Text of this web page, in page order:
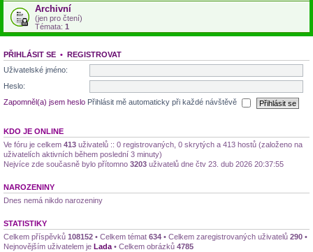
Archivní
(jen pro čtení)
Témata: 1
PŘIHLÁSIT SE • REGISTROVAT
Uživatelské jméno:
Heslo:
Zapomněl(a) jsem heslo Přihlásit mě automaticky při každé návštěvě
KDO JE ONLINE
Ve fóru je celkem 413 uživatelů :: 0 registrovaných, 0 skrytých a 413 hostů (založeno na
uživatelích aktivních během poslední 3 minuty)
Nejvíce zde současně bylo přítomno 3203 uživatelů dne čtv 23. dub 2026 20:37:55
NAROZENINY
Dnes nemá nikdo narozeniny
STATISTIKY
Celkem příspěvků 108152 • Celkem témat 634 • Celkem zaregistrovaných uživatelů 290 •
Nejnovějším uživatelem je Lada • Celkem obrázků 4785